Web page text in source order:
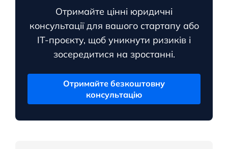
Отримайте цінні юридичні
консультації для вашого стартапу або
ІТ-проєкту, щоб уникнути ризиків і
зосередитися на зростанні.
Отримайте безкоштовну
консультацію